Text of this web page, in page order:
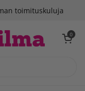
toimituskuluja
Avaa 0